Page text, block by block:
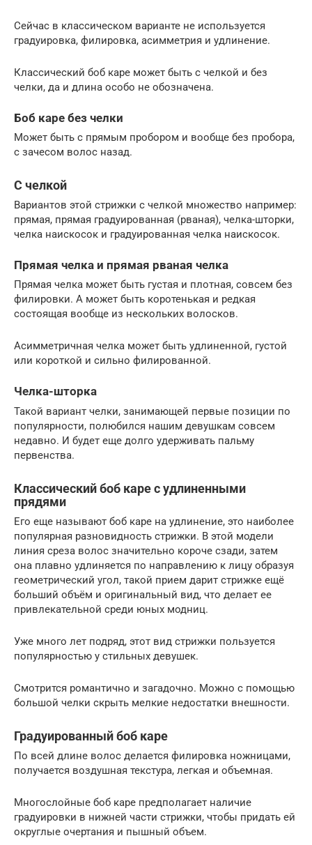
Сейчас в классическом варианте не используется
градуировка, филировка, асимметрия и удлинение.
Классический боб каре может быть с челкой и без
челки, да и длина особо не обозначена.
Боб каре без челки
Может быть с прямым пробором и вообще без пробора,
с зачесом волос назад.
С челкой
Вариантов этой стрижки с челкой множество например:
прямая, прямая градуированная (рваная), челка-шторки,
челка наискосок и градуированная челка наискосок.
Прямая челка и прямая рваная челка
Прямая челка может быть густая и плотная, совсем без
филировки. А может быть коротенькая и редкая
состоящая вообще из нескольких волосков.
Асимметричная челка может быть удлиненной, густой
или короткой и сильно филированной.
Челка-шторка
Такой вариант челки, занимающей первые позиции по
популярности, полюбился нашим девушкам совсем
недавно. И будет еще долго удерживать пальму
первенства.
Классический боб каре с удлиненными
прядями
Его еще называют боб каре на удлинение, это наиболее
популярная разновидность стрижки. В этой модели
линия среза волос значительно короче сзади, затем
она плавно удлиняется по направлению к лицу образуя
геометрический угол, такой прием дарит стрижке ещё
больший объём и оригинальный вид, что делает ее
привлекательной среди юных модниц.
Уже много лет подряд, этот вид стрижки пользуется
популярностью у стильных девушек.
Смотрится романтично и загадочно. Можно с помощью
большой челки скрыть мелкие недостатки внешности.
Градуированный боб каре
По всей длине волос делается филировка ножницами,
получается воздушная текстура, легкая и объемная.
Многослойные боб каре предполагает наличие
градуировки в нижней части стрижки, чтобы придать ей
округлые очертания и пышный объем.